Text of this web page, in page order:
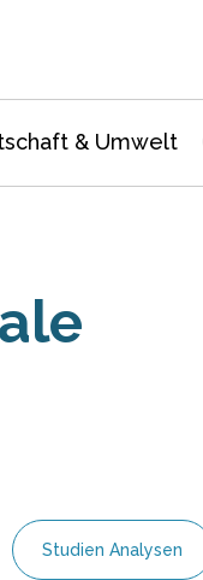
& Umwelt
Studien Analysen